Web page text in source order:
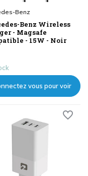
Benz
Benz Wireless
- Magsafe
- 15W - Noir
vous pour voir